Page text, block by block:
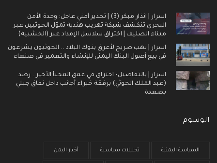
اسرار | انذار مبكر (3) | تحذير أمني عاجل: وحدة الأمن
البحري تنكشف شبكة تهريب هندية تموّل الحوثيين عبر
ميناء الصليف | اختراق سلاسل الإمداد عبر (الخشبية)
اسرار | نهب صريح لأعرق بنوك البلاد .. الحوثيون يشرعون
في بيع أصول البنك اليمني للإنشاء والتعمير في صنعاء
اسرار | بالتفاصيل- اختراق في عمق المخبأ الأخير.. رصد
(عبد الملك الحوثي) برفقة خبراء أجانب داخل نفاق جبلي
بصعدة
الوسوم
السياسة اليمنية تحليلات سياسية أخبار اليمن